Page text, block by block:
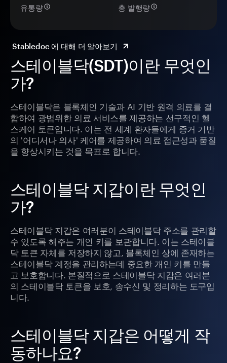
스테이블닥(SDT)이란 무엇인
가?
스테이블닥은 블록체인 기술과 AI 기반 원격 의료를 결
합하여 광범위한 의료 서비스를 제공하는 선구적인 헬
스케어 토큰입니다. 이는 전 세계 환자들에게 증거 기반
의 '어디서나 의사' 케어를 제공하여 의료 접근성과 품질
을 향상시키는 것을 목표로 합니다.
스테이블닥 지갑이란 무엇인
가?
스테이블닥 지갑은 여러분이 스테이블닥 주소를 관리할
수 있도록 해주는 개인 키를 보관합니다. 이는 스테이블
닥 토큰 자체를 저장하지 않고, 블록체인 상에 존재하는
스테이블닥 계정을 관리하는데 중요한 개인 키를 만들
고 보호합니다. 본질적으로 스테이블닥 지갑은 여러분
의 스테이블닥 토큰을 보호, 송수신 및 정리하는 도구입
니다.
스테이블닥 지갑은 어떻게 작
동하나요?
유통량 총 발행량
Stabledoc 에 대해 더 알아보기